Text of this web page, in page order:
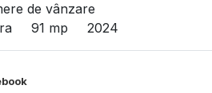
de vânzare
91 mp 2024